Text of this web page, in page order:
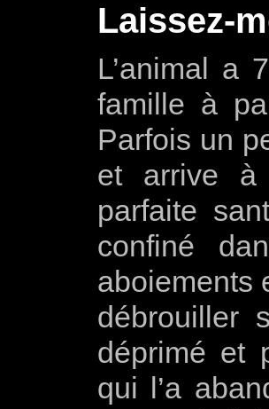
Laissez-
L’animal a
famille à
Parfois un
et arrive à
parfaite
confiné
aboiements
débrouiller
déprimé et
qui l’a